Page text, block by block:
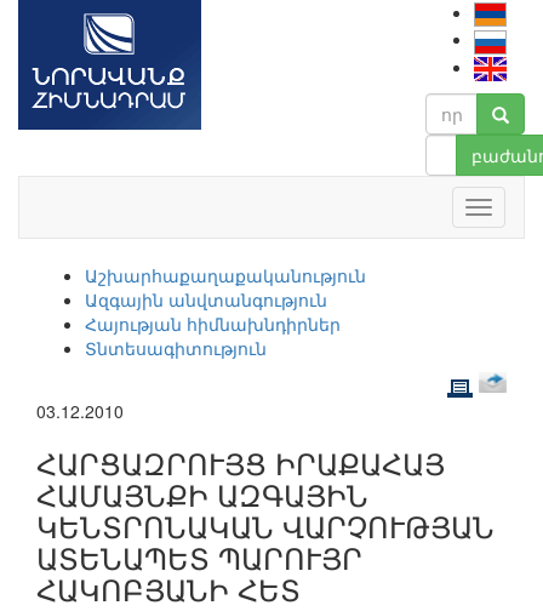
Աշխարհաքաղաքականություն
Ազգային անվտանգություն
Հայության հիմնախնդիրներ
Տնտեսագիտություն
03.12.2010
ՀԱՐՑԱԶՐՈՒՅՑ ԻՐԱՔԱՀԱՅ
ՀԱՄԱՅՆՔԻ ԱԶԳԱՅԻՆ
ԿԵՆՏՐՈՆԱԿԱՆ ՎԱՐՉՈՒԹՅԱՆ
ԱՏԵՆԱՊԵՏ ՊԱՐՈՒՅՐ
ՀԱԿՈԲՅԱՆԻ ՀԵՏ